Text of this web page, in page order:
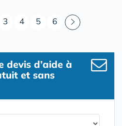
3 4 5 6
devis d’aide à
et sans